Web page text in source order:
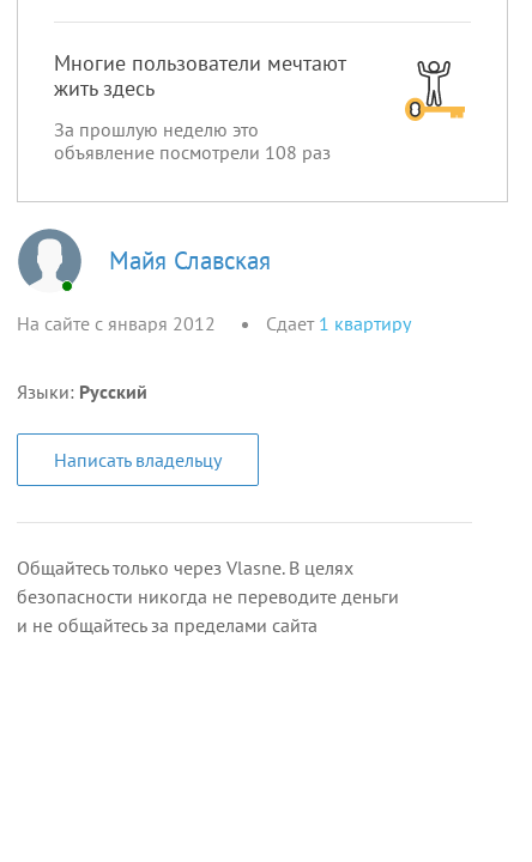
Многие пользователи мечтают
жить здесь
За прошлую неделю это
объявление посмотрели 108 раз
Майя Славская
На сайте с января 2012 Сдает 1 квартиру
Языки: Русский
Написать владельцу
Общайтесь только через Vlasne. В целях
безопасности никогда не переводите деньги
и не общайтесь за пределами сайта